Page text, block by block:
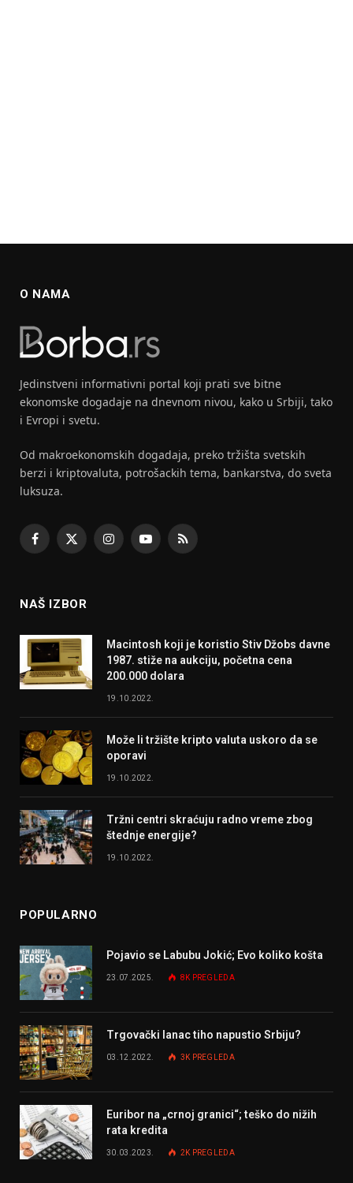
O NAMA
Jedinstveni informativni portal koji prati sve bitne
ekonomske dogadaje na dnevnom nivou, kako u Srbiji, tako
i Evropi i svetu.
Od makroekonomskih dogadaja, preko tržišta svetskih
berzi i kriptovaluta, potrošackih tema, bankarstva, do sveta
luksuza.
Facebook
X
InstagramYouTubeRSS
NAŠ IZBOR
Macintosh koji je koristio Stiv Džobs davne
1987. stiže na aukciju, početna cena
200.000 dolara
19.10.2022.
Može li tržište kripto valuta uskoro da se
oporavi
19.10.2022.
Tržni centri skraćuju radno vreme zbog
štednje energije?
19.10.2022.
POPULARNO
Pojavio se Labubu Jokić; Evo koliko košta
23.07.2025. 8K PREGLEDA
Trgovački lanac tiho napustio Srbiju?
03.12.2022. 3K PREGLEDA
Euribor na „crnoj granici“; teško do nižih
rata kredita
30.03.2023. 2K PREGLEDA